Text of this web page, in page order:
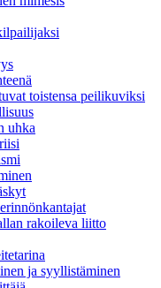
toistensa peilikuviksi
uhka
rakoileva liitto
ja syyllistäminen